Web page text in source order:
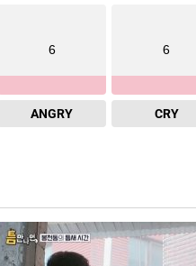
6
ANGRY
6
CRY